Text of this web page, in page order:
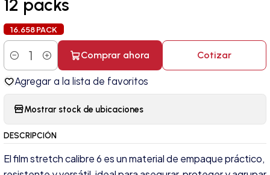
12 packs
16.658 PACK
Cantidad
Comprar ahora Cotizar
Agregar a la lista de favoritos
Mostrar stock de ubicaciones
DESCRIPCIÓN
El film stretch calibre 6 es un material de empaque práctico,